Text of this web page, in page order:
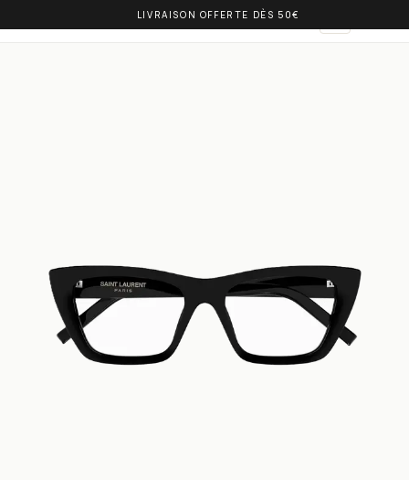
LIVRAISON OFFERTE DÈS 50€
OLIVIA BALM